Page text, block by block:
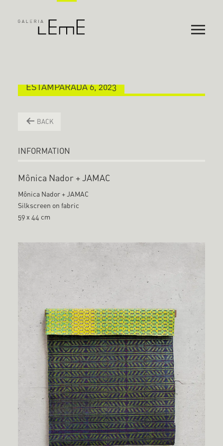
ESTAMPARADA 6, 2023
BACK
INFORMATION
Mônica Nador + JAMAC
Mônica Nador + JAMAC
Silkscreen on fabric
59 x 44 cm